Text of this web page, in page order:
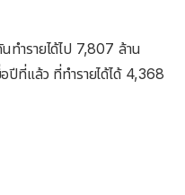
ทำรายได้ไป 7,807 ล้าน
ปีที่แล้ว ที่ทำรายได้ได้ 4,368